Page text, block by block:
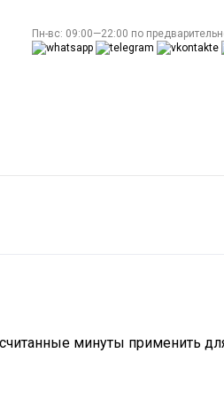
Пн-вс: 09:00—22:00 по
минуты применить